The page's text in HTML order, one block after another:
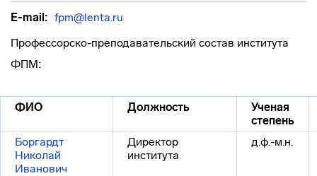
E-mail: fpm@lenta.ru
Профессорско-преподавательский состав института
ФПМ:
ФИО Должность
Ученая
степень
Боргардт
Николай
Иванович
Директор
института
д.ф.-м.н.